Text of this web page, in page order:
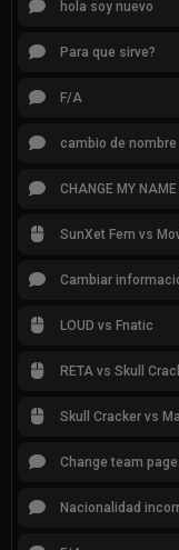
hola soy nuevo
Para que sirve?
F/A
cambio de nombre
CHANGE MY
SunXet Fem vs
Cambiar
LOUD vs Fnatic
RETA vs Skull
Skull Cracker vs
Change team
Nacionalidad